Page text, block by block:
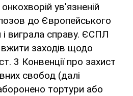
ув'язненій
до Європейського
виграла справу. ЄСПЛ
заходів щодо
3 Конвенції про захист
свобод (далі
тортури або